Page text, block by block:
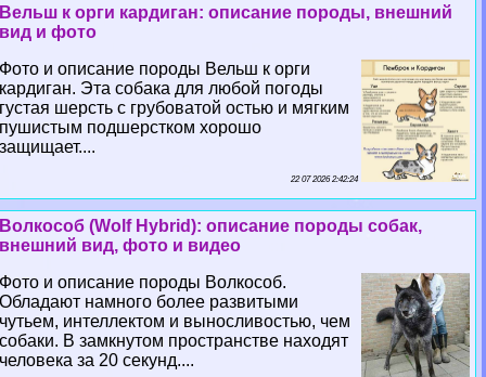
Вельш к opги кардиган: описание породы, внешний
вид и фото
Фото и описание породы Вельш к opги
кардиган. Эта собака для любой погоды
густая шерсть с грубоватой остью и мягким
пушистым подшерстком хорошо
защищает....
22 07 2026 2:42:24
Волкособ (Wolf Hybrid): описание породы собак,
внешний вид, фото и видео
Фото и описание породы Волкособ.
Обладают намного более развитыми
чутьем, интеллектом и выносливостью, чем
собаки. В замкнутом прострaнcтве находят
человека за 20 секунд....